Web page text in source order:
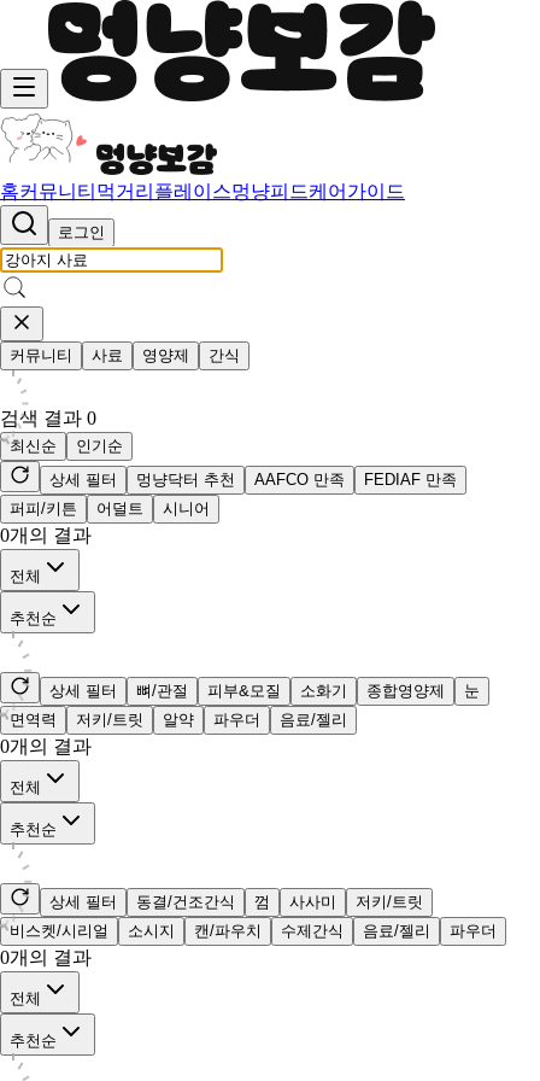
홈커뮤니티 먹거리 플레이스멍냥피드케어가이드
로그인
커뮤니티 사료 영양제 간식
검색 결과 0
최신순
인기순
상세 필터
멍냥닥터 추천 AAFCO 만족
FEDIAF 만족
퍼피/키튼
어덜트 시니어
0개의 결과
전체
추천순
상세 필터 뼈/관절 피부&모질 소화기 종합영양제
눈
면역력
저키/트릿 알약 파우더 음료/젤리
0개의 결과
전체
추천순
상세 필터 동결/건조간식 껌 사사미
저키/트릿
비스켓/시리얼
소시지 캔/파우치 수제간식 음료/젤리 파우더
0개의 결과
전체
추천순